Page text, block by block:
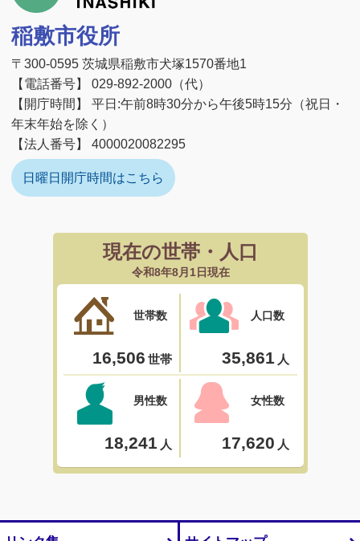
稲敷市役所
〒300-0595 茨城県稲敷市犬塚1570番地1
【電話番号】 029-892-2000（代）
【開庁時間】 平日:午前8時30分から午後5時15分（祝日・
年末年始を除く）
【法人番号】 4000020082295
日曜日開庁時間はこちら